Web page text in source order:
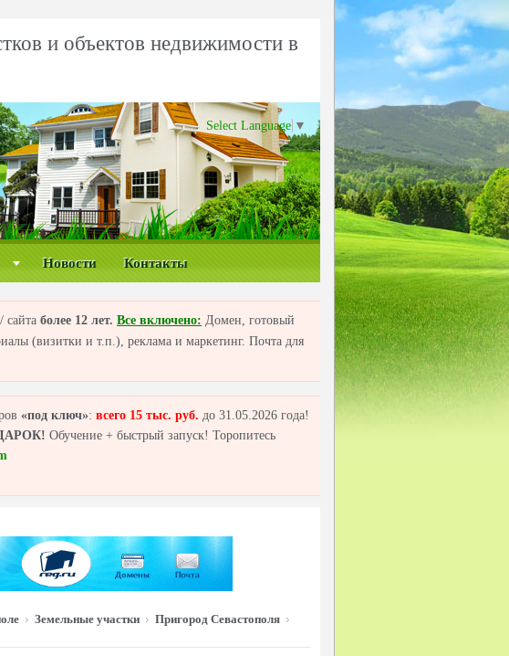
и объектов недвижимости в
Select Language ▼
Новости Контакты
сайта более 12 лет. Все включено: Домен, готовый
(визитки и т.п.), реклама и маркетинг. Почта для
«под ключ»: всего 15 тыс. руб. до 31.05.2026 года!
Обучение + быстрый запуск! Торопитесь
Земельные участки
Пригород Севастополя